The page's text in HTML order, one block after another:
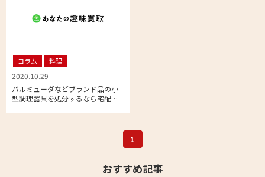
コラム 料理
2020.10.29
バルミューダなどブランド品の小
型調理器具を処分するなら宅配買
1
おすすめ記事